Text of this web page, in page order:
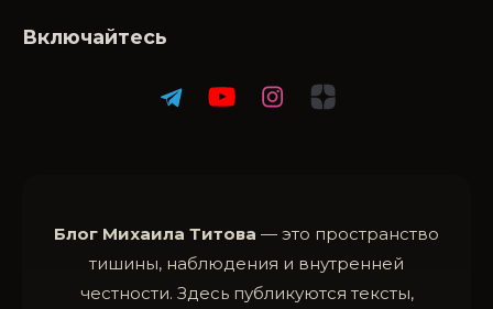
Включайтесь
Блог Михаила Титова — это пространство
тишины, наблюдения и внутренней
честности. Здесь публикуются тексты,